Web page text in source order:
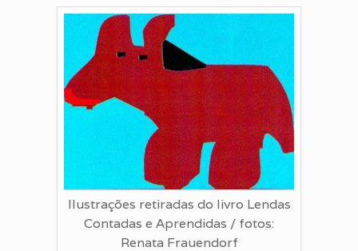
Ilustrações retiradas do livro Lendas
Contadas e Aprendidas / fotos:
Renata Frauendorf